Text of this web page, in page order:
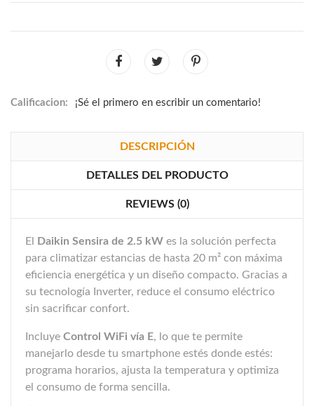
Calificacion: ¡Sé el primero en escribir un comentario!
DESCRIPCIÓN
DETALLES DEL PRODUCTO
REVIEWS (0)
El Daikin Sensira de 2.5 kW es la solución perfecta
para climatizar estancias de hasta 20 m² con máxima
eficiencia energética y un diseño compacto. Gracias a
su tecnología Inverter, reduce el consumo eléctrico
sin sacrificar confort.
Incluye Control WiFi vía E, lo que te permite
manejarlo desde tu smartphone estés donde estés:
programa horarios, ajusta la temperatura y optimiza
el consumo de forma sencilla.